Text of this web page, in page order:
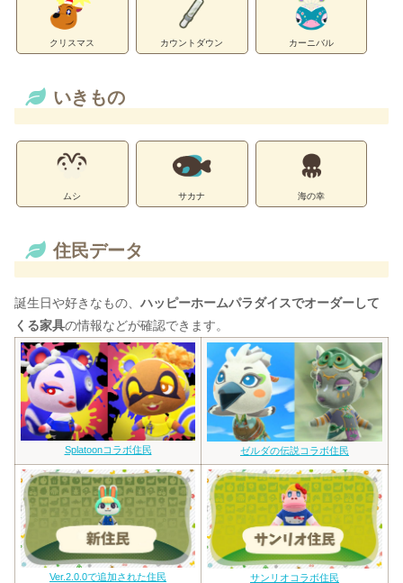
クリスマス カウントダウン カーニバル
いきもの
ムシ サカナ 海の幸
住民データ
誕生日や好きなもの、 ハッピーホームパラダイスでオーダーして
くる家具の情報などが確認できます。
Splatoonコラボ住民 ゼルダの伝説コラボ住民
Ver.2.0.0で追加された住民 サンリオコラボ住民